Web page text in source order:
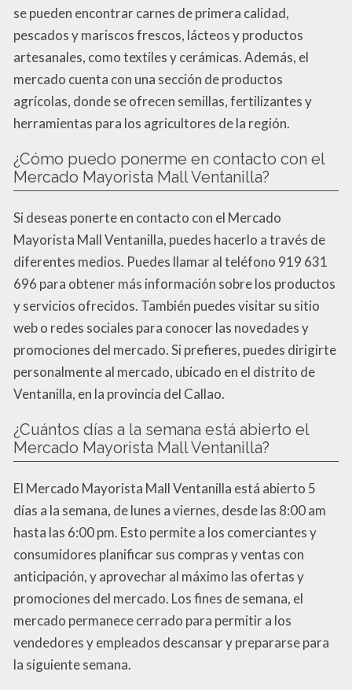
se pueden encontrar carnes de primera calidad,
pescados y mariscos frescos, lácteos y productos
artesanales, como textiles y cerámicas. Además, el
mercado cuenta con una sección de productos
agrícolas, donde se ofrecen semillas, fertilizantes y
herramientas para los agricultores de la región.
¿Cómo puedo ponerme en contacto con el
Mercado Mayorista Mall Ventanilla?
Si deseas ponerte en contacto con el Mercado
Mayorista Mall Ventanilla, puedes hacerlo a través de
diferentes medios. Puedes llamar al teléfono 919 631
696 para obtener más información sobre los productos
y servicios ofrecidos. También puedes visitar su sitio
web o redes sociales para conocer las novedades y
promociones del mercado. Si prefieres, puedes dirigirte
personalmente al mercado, ubicado en el distrito de
Ventanilla, en la provincia del Callao.
¿Cuántos días a la semana está abierto el
Mercado Mayorista Mall Ventanilla?
El Mercado Mayorista Mall Ventanilla está abierto 5
días a la semana, de lunes a viernes, desde las 8:00 am
hasta las 6:00 pm. Esto permite a los comerciantes y
consumidores planificar sus compras y ventas con
anticipación, y aprovechar al máximo las ofertas y
promociones del mercado. Los fines de semana, el
mercado permanece cerrado para permitir a los
vendedores y empleados descansar y prepararse para
la siguiente semana.